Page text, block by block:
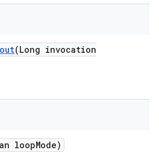
(Long invocation
loopMode)